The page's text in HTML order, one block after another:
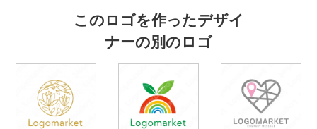
このロゴを作ったデザイ
ナーの別のロゴ